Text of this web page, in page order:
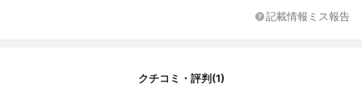
記載情報ミス報告
クチコミ・評判(1)